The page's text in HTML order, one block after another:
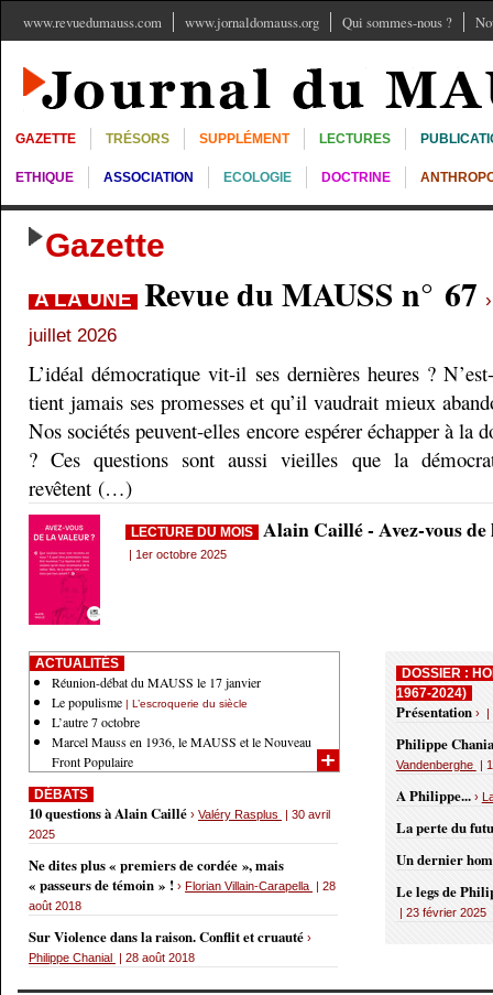
www.revuedumauss.com www.jornaldomauss.org Qui sommes-nous ?
GAZETTE TRÉSORS SUPPLÉMENT LECTURES
ETHIQUE ASSOCIATION ECOLOGIE DOCTRINE
Gazette
A LA UNE Revue du MAUSS n° 67
juillet 2026
L’idéal démocratique vit-il ses dernières heures ?
tient jamais ses promesses et qu’il vaudrait mieux
Nos sociétés peuvent-elles encore espérer échapper à la
? Ces questions sont aussi vieilles que la
revêtent (…)
LECTURE DU MOIS Alain Caillé - Avez-vous
| 1er octobre 2025
DOSSIER :
1967-2024)
Présentation › |
Philippe
Vandenberghe |
A Philippe... ›
La perte du
Un dernier
Le legs de
| 23 février 2025
ACTUALITÉS
Réunion-débat du MAUSS le 17 janvier
Le populisme | L’escroquerie du siècle
L’autre 7 octobre
Marcel Mauss en 1936, le MAUSS et le Nouveau
Front Populaire
DÉBATS
10 questions à Alain Caillé › Valéry Rasplus
| 30 avril
2025
Ne dites plus « premiers de cordée », mais
« passeurs de témoin » ! › Florian Villain-Carapella | 28
août 2018
Sur Violence dans la raison. Conflit et cruauté ›
Philippe Chanial | 28 août 2018